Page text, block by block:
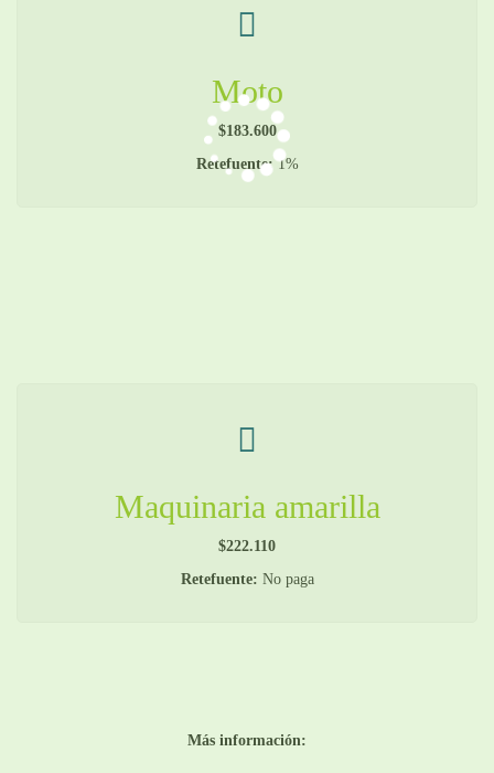
Moto
$183.600
Retefuente:1%
Maquinaria amarilla
$222.110
Retefuente: No paga
Más información: